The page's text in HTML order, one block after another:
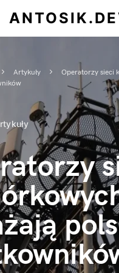
Artykuły
Operatorzy sieci